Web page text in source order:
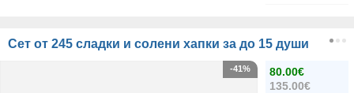
Сет от 245 сладки и солени хапки за до 15 души
80.00€
135.00€
-41%